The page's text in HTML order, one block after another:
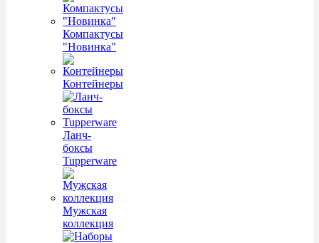
Компактусы
"Новинка"
Контейнеры
Ланч-
боксы
Tupperware
Мужская
коллекция